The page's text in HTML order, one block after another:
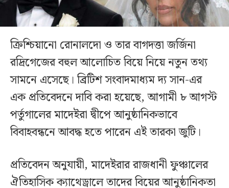
ক্রিশ্চিয়ানো রোনালদো ও তার বাগদত্তা জর্জিনা
রদ্রিগেজের বহুল আলোচিত বিয়ে নিয়ে নতুন তথ্য
সামনে এসেছে। ব্রিটিশ সংবাদমাধ্যম দ্য সান-এর
এক প্রতিবেদনে দাবি করা হয়েছে, আগামী ৮ আগস্ট
পর্তুগালের মাদেইরা দ্বীপে আনুষ্ঠানিকভাবে
বিবাহবন্ধনে আবদ্ধ হতে পারেন এই তারকা জুটি।
প্রতিবেদন অনুযায়ী, মাদেইরার রাজধানী ফুঞ্চালের
ঐতিহাসিক ক্যাথেড্রালে তাদের বিয়ের আনুষ্ঠানিকতা